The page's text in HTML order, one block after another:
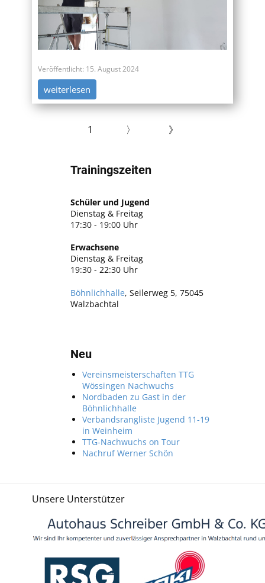
Veröffentlicht: 15. August 2024
weiterlesen
1 〉 》
Trainingszeiten
Schüler und Jugend
Dienstag & Freitag
17:30 - 19:00 Uhr
Erwachsene
Dienstag & Freitag
19:30 - 22:30 Uhr
Böhnlichhalle, Seilerweg 5, 75045
Walzbachtal
Neu
Vereinsmeisterschaften TTG
Wössingen Nachwuchs
Nordbaden zu Gast in der
Böhnlichhalle
Verbandsrangliste Jugend 11-19
in Weinheim
TTG-Nachwuchs on Tour
Nachruf Werner Schön
Unsere Unterstützer